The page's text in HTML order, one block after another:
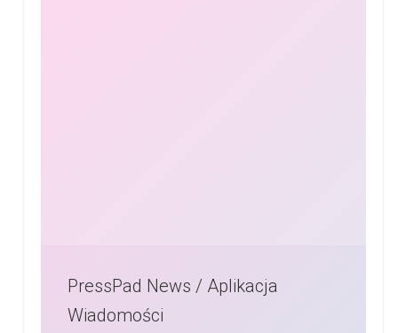
PressPad News / Aplikacja
Wiadomości